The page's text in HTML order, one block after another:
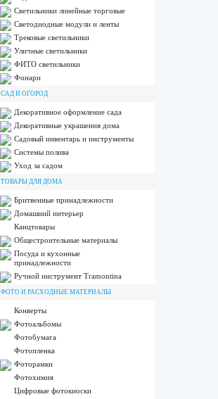
Светильники линейные торговые
Светодиодные модули и ленты
Трековые светильники
Уличные светильники
ФИТО светильники
Фонари
САД И ОГОРОД
Декоративное оформление сада
Декоративные украшения дома
Садовый инвентарь и инструменты
Системы полива
Уход за садом
ТОВАРЫ ДЛЯ ДОМА
Бритвенные принадлежности
Домашний интерьер
Канцтовары
Общестроительные материалы
Посуда и кухонные
принадлежности
Ручной инструмент Tramontina
ФОТО И РАСХОДНЫЕ МАТЕРИАЛЫ
Конверты
Фотоальбомы
Фотобумага
Фотопленка
Фоторамки
Фотохимия
Цифровые фотокиоски